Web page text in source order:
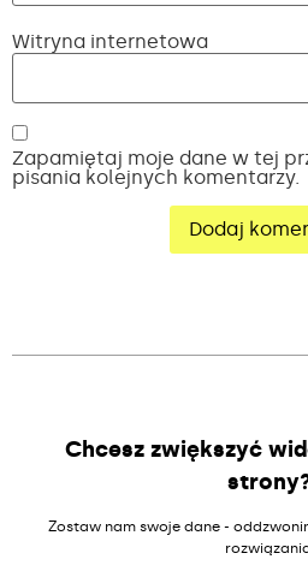
Witryna internetowa
Zapamiętaj moje dane w tej
pisania kolejnych komentarzy.
Chcesz zwiększyć
Zostaw nam swoje dane -